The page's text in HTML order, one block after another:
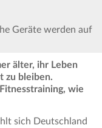
Geräte werden auf
älter, ihr Leben
zu bleiben.
wie
sich Deutschland